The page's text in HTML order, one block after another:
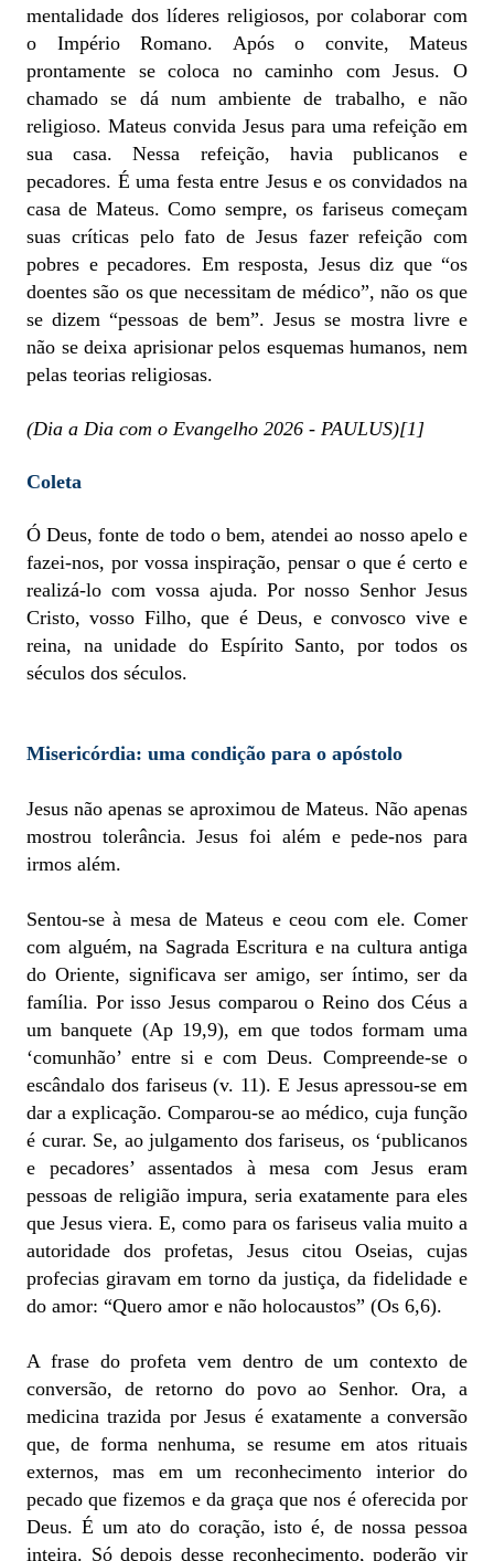
mentalidade dos líderes religiosos, por colaborar com
o Império Romano. Após o convite, Mateus
prontamente se coloca no caminho com Jesus. O
chamado se dá num ambiente de trabalho, e não
religioso. Mateus convida Jesus para uma refeição em
sua casa. Nessa refeição, havia publicanos e
pecadores. É uma festa entre Jesus e os convidados na
casa de Mateus. Como sempre, os fariseus começam
suas críticas pelo fato de Jesus fazer refeição com
pobres e pecadores. Em resposta, Jesus diz que “os
doentes são os que necessitam de médico”, não os que
se dizem “pessoas de bem”. Jesus se mostra livre e
não se deixa aprisionar pelos esquemas humanos, nem
pelas teorias religiosas.
(Dia a Dia com o Evangelho 2026 - PAULUS)[1]
Coleta
Ó Deus, fonte de todo o bem, atendei ao nosso apelo e
fazei-nos, por vossa inspiração, pensar o que é certo e
realizá-lo com vossa ajuda. Por nosso Senhor Jesus
Cristo, vosso Filho, que é Deus, e convosco vive e
reina, na unidade do Espírito Santo, por todos os
séculos dos séculos.
Misericórdia: uma condição para o apóstolo
Jesus não apenas se aproximou de Mateus. Não apenas
mostrou tolerância. Jesus foi além e pede-nos para
irmos além.
Sentou-se à mesa de Mateus e ceou com ele. Comer
com alguém, na Sagrada Escritura e na cultura antiga
do Oriente, significava ser amigo, ser íntimo, ser da
família. Por isso Jesus comparou o Reino dos Céus a
um banquete (Ap 19,9), em que todos formam uma
‘comunhão’ entre si e com Deus. Compreende-se o
escândalo dos fariseus (v. 11). E Jesus apressou-se em
dar a explicação. Comparou-se ao médico, cuja função
é curar. Se, ao julgamento dos fariseus, os ‘publicanos
e pecadores’ assentados à mesa com Jesus eram
pessoas de religião impura, seria exatamente para eles
que Jesus viera. E, como para os fariseus valia muito a
autoridade dos profetas, Jesus citou Oseias, cujas
profecias giravam em torno da justiça, da fidelidade e
do amor: “Quero amor e não holocaustos” (Os 6,6).
A frase do profeta vem dentro de um contexto de
conversão, de retorno do povo ao Senhor. Ora, a
medicina trazida por Jesus é exatamente a conversão
que, de forma nenhuma, se resume em atos rituais
externos, mas em um reconhecimento interior do
pecado que fizemos e da graça que nos é oferecida por
Deus. É um ato do coração, isto é, de nossa pessoa
inteira. Só depois desse reconhecimento, poderão vir